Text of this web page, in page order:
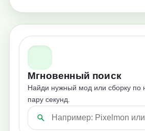
Мгновенный поиск
Найди нужный мод или сборку по
пару секунд.